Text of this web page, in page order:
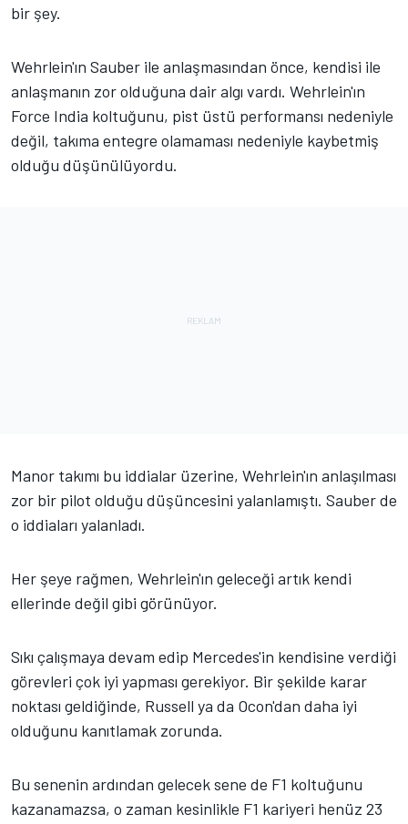
bir şey.
Wehrlein'ın Sauber ile anlaşmasından önce, kendisi ile
anlaşmanın zor olduğuna dair algı vardı. Wehrlein'ın
Force India koltuğunu, pist üstü performansı nedeniyle
değil, takıma entegre olamaması nedeniyle kaybetmiş
olduğu düşünülüyordu.
Manor takımı bu iddialar üzerine, Wehrlein'ın anlaşılması
zor bir pilot olduğu düşüncesini yalanlamıştı. Sauber de
o iddiaları yalanladı.
Her şeye rağmen, Wehrlein'ın geleceği artık kendi
ellerinde değil gibi görünüyor.
Sıkı çalışmaya devam edip Mercedes'in kendisine verdiği
görevleri çok iyi yapması gerekiyor. Bir şekilde karar
noktası geldiğinde, Russell ya da Ocon'dan daha iyi
olduğunu kanıtlamak zorunda.
Bu senenin ardından gelecek sene de F1 koltuğunu
kazanamazsa, o zaman kesinlikle F1 kariyeri henüz 23